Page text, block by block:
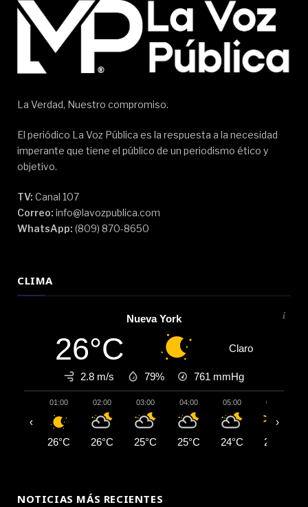
La Verdad, Nuestro compromiso.
El periódico La Voz Pública es la respuesta a la necesidad
imperante que tiene el público de un periodismo ético y
objetivo.
TV: Canal 107
Correo: info@lavozpublica.com
WhatsApp: (809) 870-8650
CLIMA
Nueva York
26°C Claro
2.8 m/s 79% 761 mmHg
01:00
26°C
02:00
26°C
03:00
25°C
04:00
25°C
05:00
24°C
06:00
24°C
‹ ›
NOTICIAS MÁS RECIENTES